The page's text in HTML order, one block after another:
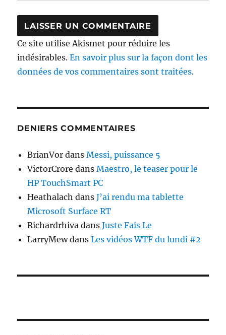
Ce site utilise Akismet pour réduire les
indésirables.En savoir plus sur la façon dont les
données de vos commentaires sont traitées.
DENIERS COMMENTAIRES
BrianVor dansMessi, puissance 5
VictorCrore dansMaestro, le teaser pour le
HP TouchSmart PC
Heathalach dansJ’ai rendu ma tablette
Microsoft Surface RT
Richardrhiva dansJuste Fais Le
LarryMewdansLes vidéos WTF du lundi #2